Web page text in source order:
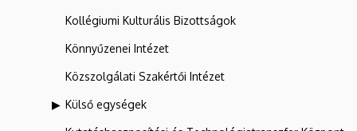
Kollégiumi Kulturális Bizottságok
Könnyűzenei Intézet
Közszolgálati Szakértői Intézet
Külső egységek